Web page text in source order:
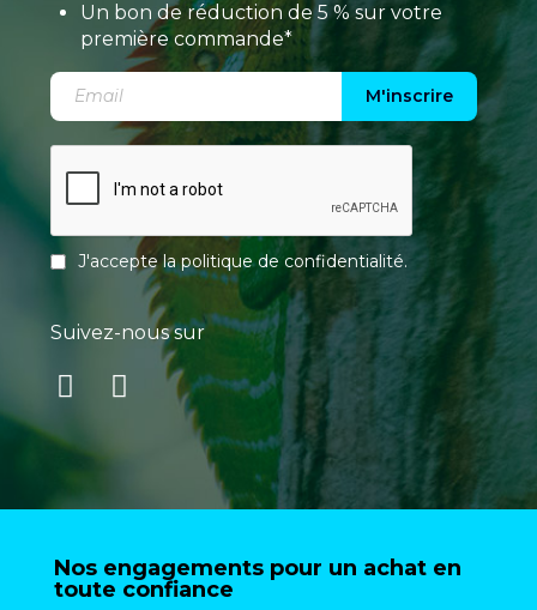
Un bon de réduction de 5 % sur votre
première commande*
M'inscrire
J'accepte lapolitique de confidentialité.
Suivez-nous sur
Nos engagements pour un achat en
toute confiance